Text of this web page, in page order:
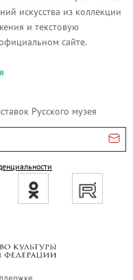
замок
I
Михайловского
Михайловского
искусства из коллекции
и текстовую
сайте.
Русского музея